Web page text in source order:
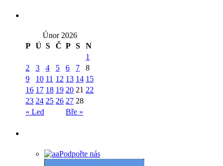
Únor 2026
P Ú S Č P S N
« Led Bře »
1
2
3 4 5 6 7
8
9
10 11 12 13 14 15
16 17 18 19 20 21 22
23 24 25 26 27 28